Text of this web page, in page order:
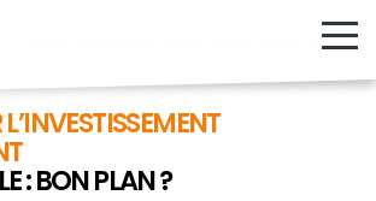
: BON PLAN ?